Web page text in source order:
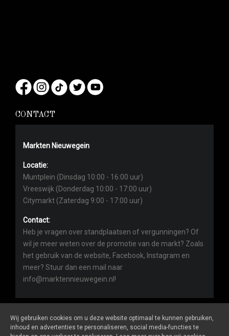
CONTACT
Markten Nieuwegein
Locatie:
Muntplein (Dinsdag 10:00 - 16:00 uur)
Vreeswijk (Donderdag 10:00 - 17:00 uur)
Citymarkt (Zaterdag 9:00 - 17:00 uur)
Contact:
Heb je vragen over standplaatsen of vergunningen? Of
wil je meer weten over de promotie van de markt? Zoals
het gebruik van de website, Facebook, Instagram en
meer? Stuur dan een mail naar
info@marktennieuwegein.nl!
Wij gebruiken cookies om u deze website optimaal te kunnen gebruiken,
inhoud en advertenties te personaliseren, social media-functies te